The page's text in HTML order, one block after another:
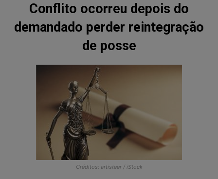
Conflito ocorreu depois do
demandado perder reintegração
de posse
Créditos: artisteer / iStock